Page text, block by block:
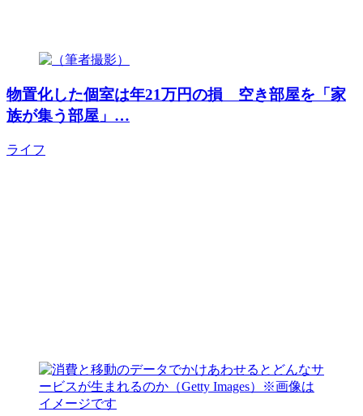
物置化した個室は年21万円の損 空き部屋を「家
族が集う部屋」…
ライフ